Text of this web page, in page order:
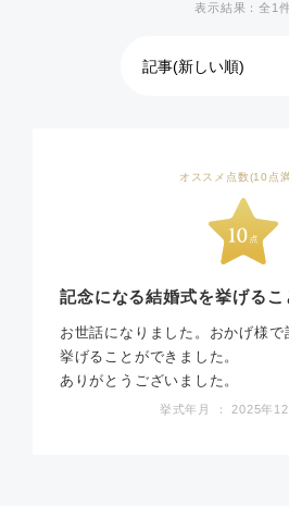
表示結果：全1件
オススメ点数(10点
記念になる結婚式を挙げるこ
お世話になりました。おかげ様
挙げることができました。
ありがとうございました。
挙式年月 ： 2025年